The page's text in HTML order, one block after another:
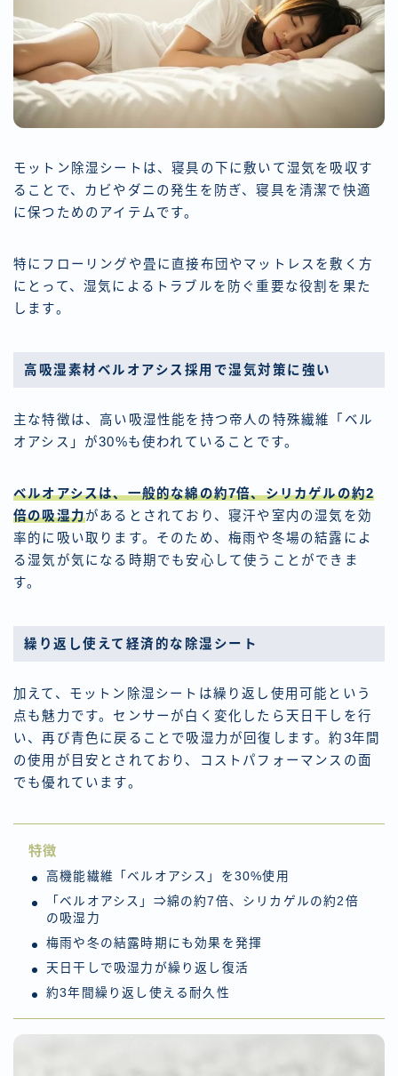
モットン除湿シートは、寝具の下に敷いて湿気を吸収す
ることで、カビやダニの発生を防ぎ、寝具を清潔で快適
に保つためのアイテムです。
特にフローリングや畳に直接布団やマットレスを敷く方
にとって、湿気によるトラブルを防ぐ重要な役割を果た
します。
高吸湿素材ベルオアシス採用で湿気対策に強い
主な特徴は、高い吸湿性能を持つ帝人の特殊繊維「ベル
オアシス」が30%も使われていることです。
ベルオアシスは、一般的な綿の約7倍、シリカゲルの約2
倍の吸湿力があるとされており、寝汗や室内の湿気を効
率的に吸い取ります。そのため、梅雨や冬場の結露によ
る湿気が気になる時期でも安心して使うことができま
す。
繰り返し使えて経済的な除湿シート
加えて、モットン除湿シートは繰り返し使用可能という
点も魅力です。センサーが白く変化したら天日干しを行
い、再び青色に戻ることで吸湿力が回復します。約3年間
の使用が目安とされており、コストパフォーマンスの面
でも優れています。
特徴
高機能繊維「ベルオアシス」を30%使用
「ベルオアシス」⇒綿の約7倍、シリカゲルの約2倍
の吸湿力
梅雨や冬の結露時期にも効果を発揮
天日干しで吸湿力が繰り返し復活
約3年間繰り返し使える耐久性